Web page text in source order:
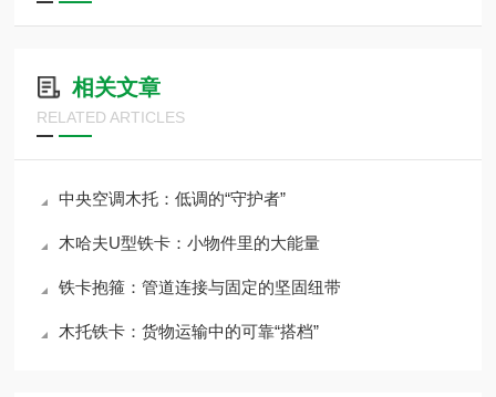
相关文章
RELATED ARTICLES
中央空调木托：低调的“守护者”
木哈夫U型铁卡：小物件里的大能量
铁卡抱箍：管道连接与固定的坚固纽带
木托铁卡：货物运输中的可靠“搭档”